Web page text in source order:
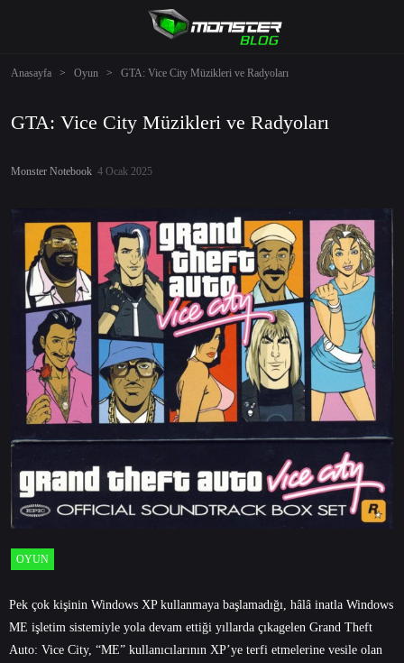
Anasayfa > Oyun > GTA: Vice City Müzikleri ve Radyoları
GTA: Vice City Müzikleri ve Radyoları
Monster Notebook 4 Ocak 2025
OYUN
Pek çok kişinin Windows XP kullanmaya başlamadığı, hâlâ inatla Windows
ME işletim sistemiyle yola devam ettiği yıllarda çıkagelen Grand Theft
Auto: Vice City, “ME” kullanıcılarının XP’ye terfi etmelerine vesile olan